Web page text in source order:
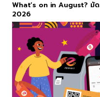
What’s on in August? มั
2026